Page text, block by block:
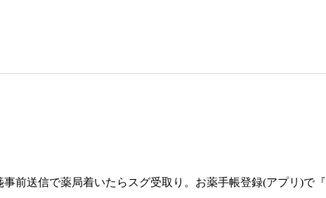
前送信で薬局着いたらスグ受取り。お薬手帳登録(アプリ)で